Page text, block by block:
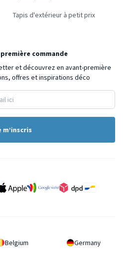
Tapis d'extérieur à petit prix
commande
et découvrez en avant-première
offres et inspirations déco
m’inscris
Belgium Germany